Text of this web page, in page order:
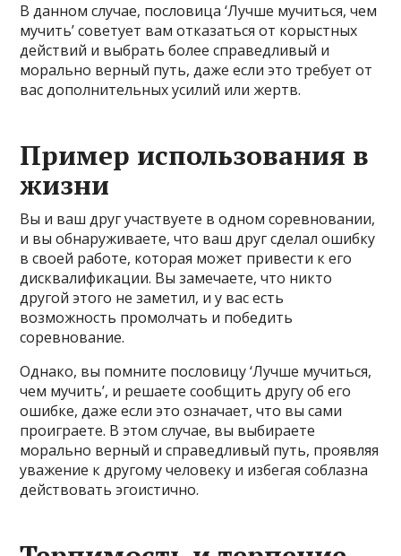
В данном случае, пословица ‘Лучше мучиться, чем
мучить’ советует вам отказаться от корыстных
действий и выбрать более справедливый и
морально верный путь, даже если это требует от
вас дополнительных усилий или жертв.
Пример использования в
жизни
Вы и ваш друг участвуете в одном соревновании,
и вы обнаруживаете, что ваш друг сделал ошибку
в своей работе, которая может привести к его
дисквалификации. Вы замечаете, что никто
другой этого не заметил, и у вас есть
возможность промолчать и победить
соревнование.
Однако, вы помните пословицу ‘Лучше мучиться,
чем мучить’, и решаете сообщить другу об его
ошибке, даже если это означает, что вы сами
проиграете. В этом случае, вы выбираете
морально верный и справедливый путь, проявляя
уважение к другому человеку и избегая соблазна
действовать эгоистично.